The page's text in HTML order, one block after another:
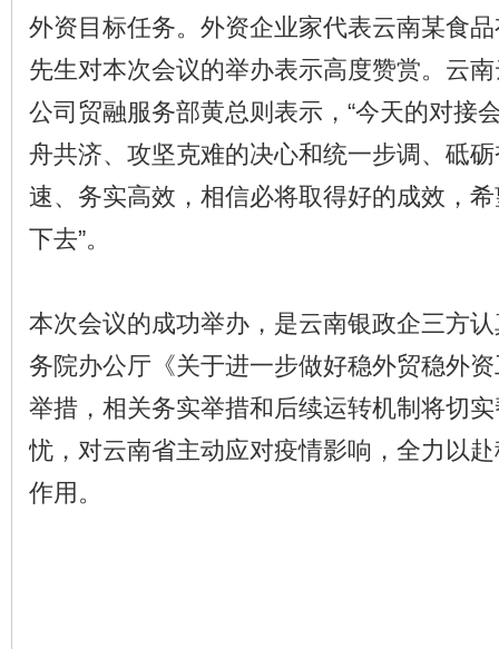
外资目标任务。外资企业家代表云南某食
先生对本次会议的举办表示高度赞赏。云
公司贸融服务部黄总则表示，“今天的对接
舟共济、攻坚克难的决心和统一步调、砥
速、务实高效，相信必将取得好的成效，
下去”。
本次会议的成功举办，是云南银政企三方
务院办公厅《关于进一步做好稳外贸稳外
举措，相关务实举措和后续运转机制将切
忧，对云南省主动应对疫情影响，全力以
作用。